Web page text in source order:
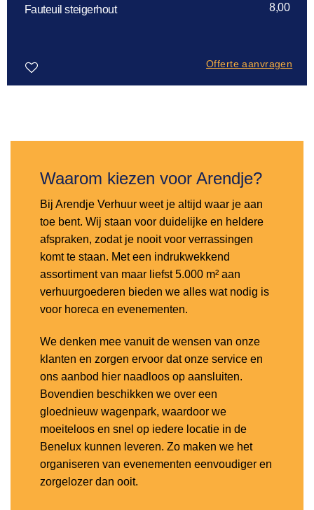
Fauteuil steigerhout 8,00
Offerte aanvragen
Waarom kiezen voor Arendje?
Bij Arendje Verhuur weet je altijd waar je aan
toe bent. Wij staan voor duidelijke en heldere
afspraken, zodat je nooit voor verrassingen
komt te staan. Met een indrukwekkend
assortiment van maar liefst 5.000 m² aan
verhuurgoederen bieden we alles wat nodig is
voor horeca en evenementen.
We denken mee vanuit de wensen van onze
klanten en zorgen ervoor dat onze service en
ons aanbod hier naadloos op aansluiten.
Bovendien beschikken we over een
gloednieuw wagenpark, waardoor we
moeiteloos en snel op iedere locatie in de
Benelux kunnen leveren. Zo maken we het
organiseren van evenementen eenvoudiger en
zorgelozer dan ooit.